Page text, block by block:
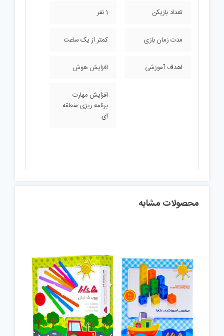
تعداد بازیکن 1 نفر
مدت زمان بازی کمتر از یک ساعت
اهداف آموزشی افزایش هوش
افزایش مهارت
برنامه ریزی منطقه
ای
محصولات مشابه